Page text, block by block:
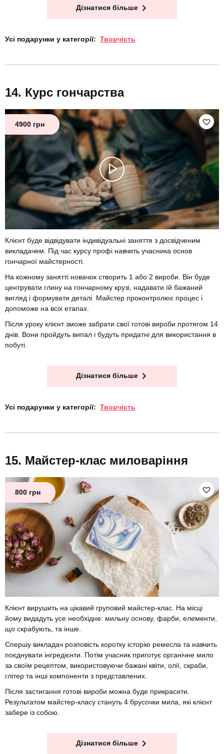
Дізнатися більше
Усі подарунки у категорії: Творчість
Курс гончарства
4900 грн
Клієнт буде відвідувати індивідуальні заняття з досвідченим
викладачем. Під час курсу профі навчить учасника основ
гончарної майстерності.
На кожному занятті новачок створить 1 або 2 вироби. Він буде
центрувати глину на гончарному крузі, надавати їй бажаний
вигляд і формувати деталі. Майстер проконтролює процес і
допоможе на всіх етапах.
Після уроку клієнт зможе забрати свої готові вироби протягом 14
днів. Вони пройдуть випал і будуть придатні для використання в
побуті.
Дізнатися більше
Усі подарунки у категорії: Творчість
Майстер-клас миловаріння
800 грн
Клієнт вирушить на цікавий груповий майстер-клас. На місці
йому видадуть усе необхідне: мильну основу, фарби, елементи,
що скрабують, та інше.
Спершу викладач розповість коротку історію ремесла та навчить
поєднувати інгредієнти. Потім учасник приготує органічне мило
за своїм рецептом, використовуючи бажані квіти, олії, скраби,
глітер та інші компоненти з представлених.
Після застигання готові вироби можна буде прикрасити.
Результатом майстер-класу стануть 4 брусочки мила, які клієнт
забере із собою.
Дізнатися більше